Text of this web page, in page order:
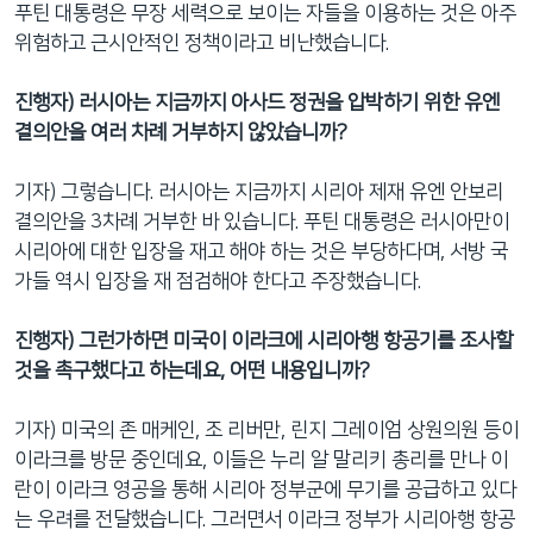
푸틴 대통령은 무장 세력으로 보이는 자들을 이용하는 것은 아주
위험하고 근시안적인 정책이라고 비난했습니다.
진행자) 러시아는 지금까지 아사드 정권을 압박하기 위한 유엔
결의안을 여러 차례 거부하지 않았습니까?
기자) 그렇습니다. 러시아는 지금까지 시리아 제재 유엔 안보리
결의안을 3차례 거부한 바 있습니다. 푸틴 대통령은 러시아만이
시리아에 대한 입장을 재고 해야 하는 것은 부당하다며, 서방 국
가들 역시 입장을 재 점검해야 한다고 주장했습니다.
진행자) 그런가하면 미국이 이라크에 시리아행 항공기를 조사할
것을 촉구했다고 하는데요, 어떤 내용입니까?
기자) 미국의 존 매케인, 조 리버만, 린지 그레이엄 상원의원 등이
이라크를 방문 중인데요, 이들은 누리 알 말리키 총리를 만나 이
란이 이라크 영공을 통해 시리아 정부군에 무기를 공급하고 있다
는 우려를 전달했습니다. 그러면서 이라크 정부가 시리아행 항공